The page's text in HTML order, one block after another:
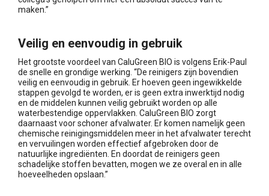
maken.”
Veilig en eenvoudig in gebruik
Het grootste voordeel van CaluGreen BIO is volgens Erik-Paul
de snelle en grondige werking. “De reinigers zijn bovendien
veilig en eenvoudig in gebruik. Er hoeven geen ingewikkelde
stappen gevolgd te worden, er is geen extra inwerktijd nodig
en de middelen kunnen veilig gebruikt worden op alle
waterbestendige oppervlakken. CaluGreen BIO zorgt
daarnaast voor schoner afvalwater. Er komen namelijk geen
chemische reinigingsmiddelen meer in het afvalwater terecht
en vervuilingen worden effectief afgebroken door de
natuurlijke ingrediënten. En doordat de reinigers geen
schadelijke stoffen bevatten, mogen we ze overal en in alle
hoeveelheden opslaan.”